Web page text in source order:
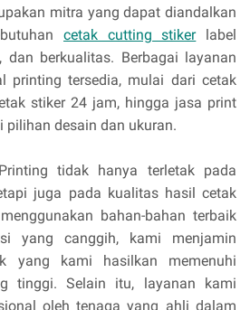
mitra yang dapat diandalkan
cetak cutting stikerlabel
dan berkualitas. Berbagai layanan
printing tersedia, mulai dari cetak
stiker 24 jam, hingga jasa print
pilihan desain dan ukuran.
tidak hanya terletak pada
juga pada kualitas hasil cetak
bahan-bahan terbaik
yang canggih, kami menjamin
yang kami hasilkan memenuhi
tinggi. Selain itu, layanan kami
oleh tenaga yang ahli dalam